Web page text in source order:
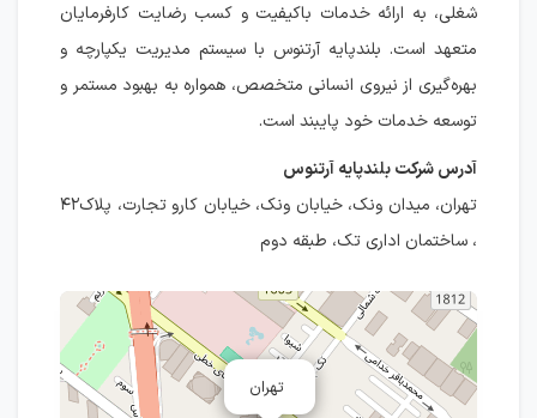
شغلی، به ارائه خدمات باکیفیت و کسب رضایت کارفرمایان
متعهد است. بلندپایه آرتنوس با سیستم مدیریت یکپارچه و
بهره‌گیری از نیروی انسانی متخصص، همواره به بهبود مستمر و
توسعه خدمات خود پایبند است.
آدرس شرکت بلندپایه آرتنوس
تهران، ميدان ونک، خيابان ونک، خيابان كارو تجارت، پلاک٤٢
، ساختمان اداری تک، طبقه دوم
تهران